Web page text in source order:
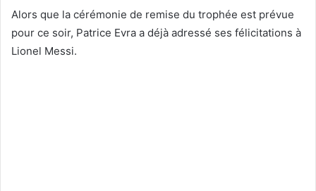
Alors que la cérémonie de remise du trophée est prévue
pour ce soir, Patrice Evra a déjà adressé ses félicitations à
Lionel Messi.